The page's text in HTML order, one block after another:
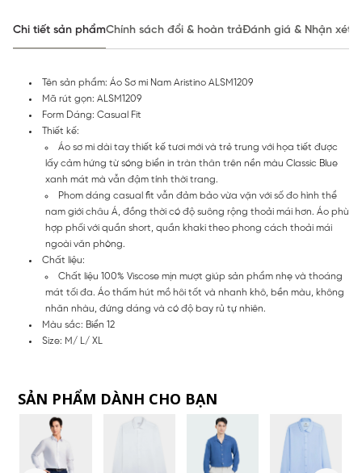
Chi tiết sản phẩmChính sách đổi & hoàn trảĐánh giá & Nhận xét
Tên sản phẩm: Áo Sơ mi Nam Aristino ALSM1209
Mã rút gọn: ALSM1209
Form Dáng: Casual Fit
Thiết kế:
Áo sơ mi dài tay thiết kế tươi mới và trẻ trung với họa tiết được
lấy cảm hứng từ sóng biển in tràn thân trên nền màu Classic Blue
xanh mát mà vẫn đậm tính thời trang.
Phom dáng casual fit vẫn đảm bảo vừa vặn với số đo hình thể
nam giới châu Á, đồng thời có độ suông rộng thoải mái hơn. Áo phù
hợp phối với quần short, quần khaki theo phong cách thoải mái
ngoài văn phòng.
Chất liệu:
Chất liệu 100% Viscose mịn mượt giúp sản phẩm nhẹ và thoáng
mát tối đa. Áo thấm hút mồ hôi tốt và nhanh khô, bền màu, không
nhăn nhàu, đứng dáng và có độ bay rủ tự nhiên.
Màu sắc: Biển 12
Size: M/ L/ XL
SẢN PHẨM DÀNH CHO BẠN